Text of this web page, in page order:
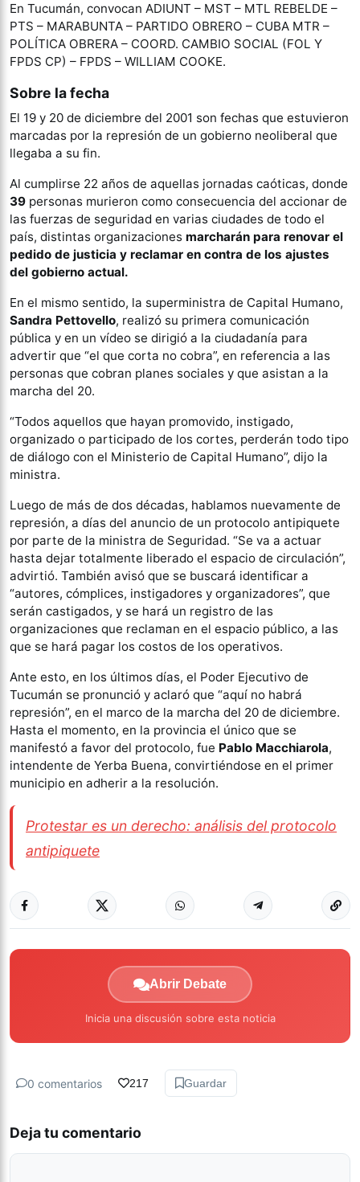
En Tucumán, convocan ADIUNT – MST – MTL REBELDE –
PTS – MARABUNTA – PARTIDO OBRERO – CUBA MTR –
POLÍTICA OBRERA – COORD. CAMBIO SOCIAL (FOL Y
FPDS CP) – FPDS – WILLIAM COOKE.
Sobre la fecha
El 19 y 20 de diciembre del 2001 son fechas que estuvieron
marcadas por la represión de un gobierno neoliberal que
llegaba a su fin.
Al cumplirse 22 años de aquellas jornadas caóticas, donde
39 personas murieron como consecuencia del accionar de
las fuerzas de seguridad en varias ciudades de todo el
país, distintas organizaciones marcharán para renovar el
pedido de justicia y reclamar en contra de los ajustes
del gobierno actual.
En el mismo sentido, la superministra de Capital Humano,
Sandra Pettovello, realizó su primera comunicación
pública y en un vídeo se dirigió a la ciudadanía para
advertir que “el que corta no cobra”, en referencia a las
personas que cobran planes sociales y que asistan a la
marcha del 20.
“Todos aquellos que hayan promovido, instigado,
organizado o participado de los cortes, perderán todo tipo
de diálogo con el Ministerio de Capital Humano”, dijo la
ministra.
Luego de más de dos décadas, hablamos nuevamente de
represión, a días del anuncio de un protocolo antipiquete
por parte de la ministra de Seguridad. “Se va a actuar
hasta dejar totalmente liberado el espacio de circulación”,
advirtió. También avisó que se buscará identificar a
“autores, cómplices, instigadores y organizadores”, que
serán castigados, y se hará un registro de las
organizaciones que reclaman en el espacio público, a las
que se hará pagar los costos de los operativos.
Ante esto, en los últimos días, el Poder Ejecutivo de
Tucumán se pronunció y aclaró que “aquí no habrá
represión”, en el marco de la marcha del 20 de diciembre.
Hasta el momento, en la provincia el único que se
manifestó a favor del protocolo, fue Pablo Macchiarola,
intendente de Yerba Buena, convirtiéndose en el primer
municipio en adherir a la resolución.
Protestar es un derecho: análisis del protocolo
antipiquete
Abrir Debate
Inicia una discusión sobre esta noticia
0 comentarios 217 Guardar
Deja tu comentario